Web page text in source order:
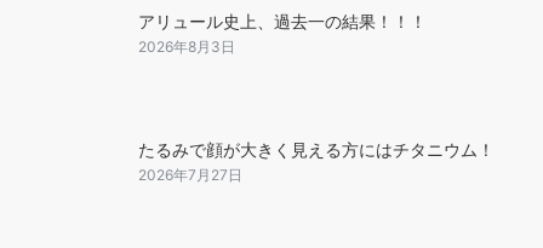
アリュール史上、過去一の結果！！！
2026年8月3日
たるみで顔が大きく見える方にはチタニウム！
2026年7月27日